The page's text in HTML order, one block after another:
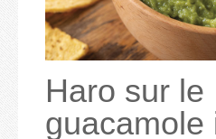
Haro sur le
guacamole